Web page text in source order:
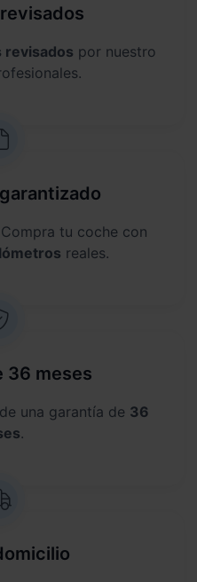
revisados por nuestro
tu coche con
reales.
36 meses
una garantía de 36
.